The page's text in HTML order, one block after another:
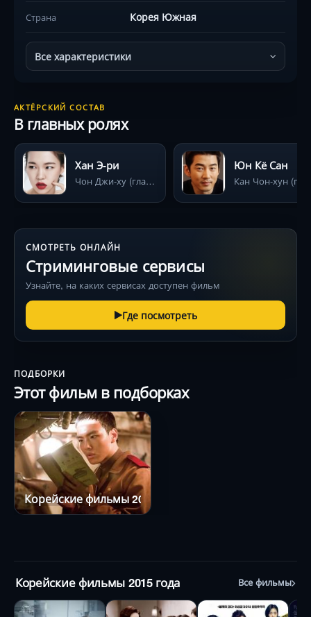
Страна Корея Южная
Все характеристики
АКТЁРСКИЙ СОСТАВ
В главных ролях
Хан Э-ри
Чон Джи-ху (главная героиня, звезда телеэкрана)
Юн Кё Сан
СМОТРЕТЬ ОНЛАЙН
Стриминговые сервисы
Узнайте, на каких сервисах доступен фильм
Где посмотреть
ПОДБОРКИ
Этот фильм в подборках
Корейские фильмы 2015 года
Корейские фильмы 2015 года Все фильмы